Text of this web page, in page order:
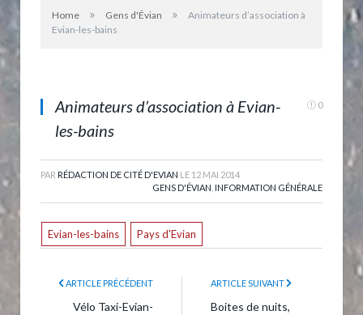
Home » Gens d'Évian »
Animateurs d’association à
Evian-les-bains
Animateurs d’association à Evian-
les-bains
0
PAR RÉDACTION DE CITÉ D'EVIAN LE 12 MAI 2014
GENS D'ÉVIAN INFORMATION GÉNÉRALE
Evian-les-bains Pays d'Evian
ARTICLE PRÉCÉDENT
Vélo Taxi-Evian-
ARTICLE SUIVANT
Boites de nuits,